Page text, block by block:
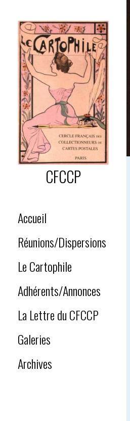
CFCCP
Accueil
Réunions/Dispersions
Le Cartophile
Adhérents/Annonces
La Lettre du CFCCP
Galeries
Archives